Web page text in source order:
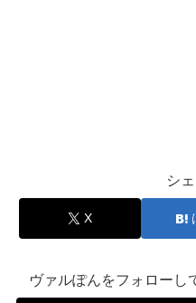
シ
X
ヴァルぽんをフォローし